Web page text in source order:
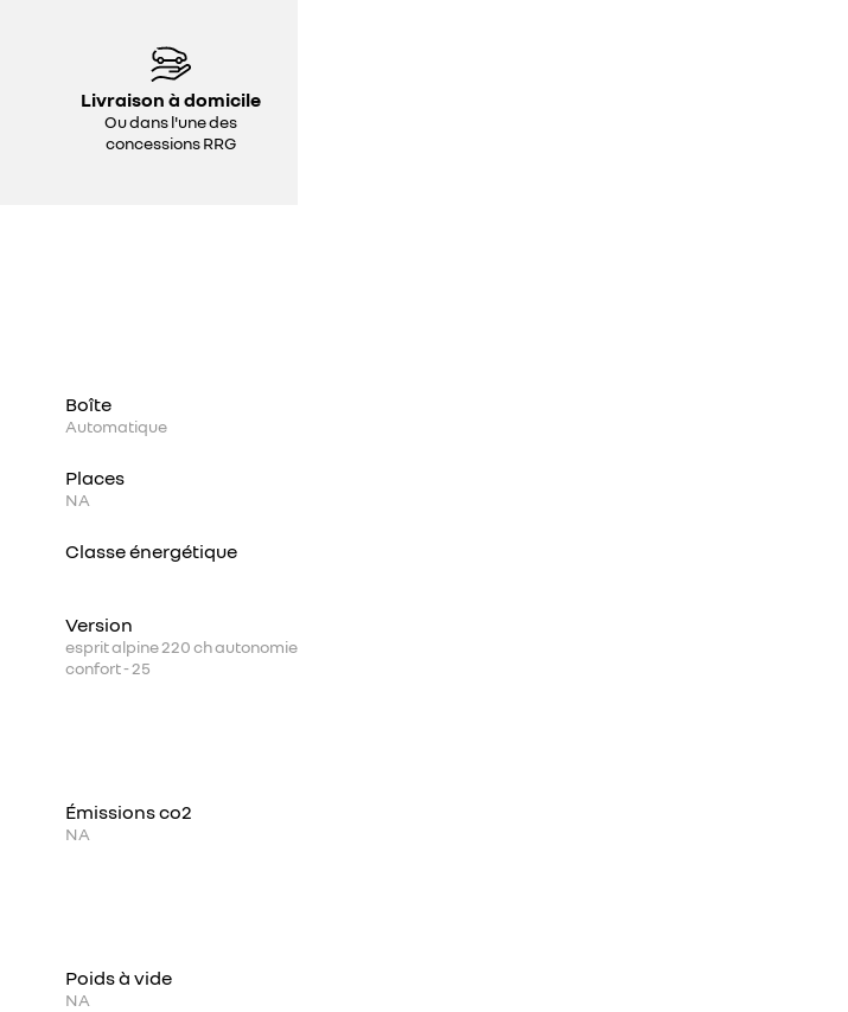
Livraison à domicile
Ou dans l'une des
concessions RRG
Boîte
Automatique
Places
NA
Classe énergétique
Version
esprit alpine 220 ch autonomie
confort - 25
Émissions co2
NA
Poids à vide
NA